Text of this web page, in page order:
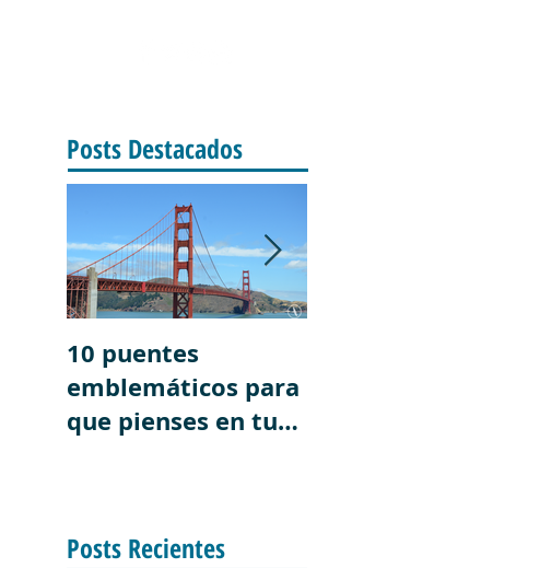
Posts Destacados
10 puentes
emblemáticos para
que pienses en tus
Posts Recientes